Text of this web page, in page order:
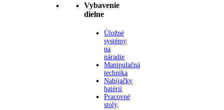
Vybavenie
dielne
Úložné
systémy
na
náradie
Manipulačná
technika
Nabíjačky
batérií
Pracovné
stoly,